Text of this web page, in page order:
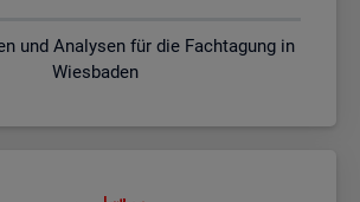
und Analysen für die Fachtagung in
Wiesbaden